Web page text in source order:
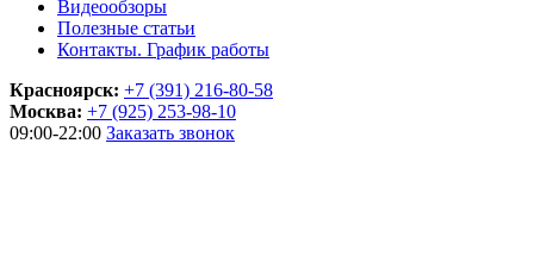
Видеообзоры
Полезные статьи
Контакты. График работы
Красноярск: +7 (391) 216-80-58
Москва: +7 (925) 253-98-10
09:00-22:00 Заказать звонок